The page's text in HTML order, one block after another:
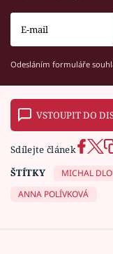
Odesláním formuláře
VSTOUPIT DO
Sdílejte článek
ŠTÍTKY
MICHAL
ANNA POLÍVKOVÁ